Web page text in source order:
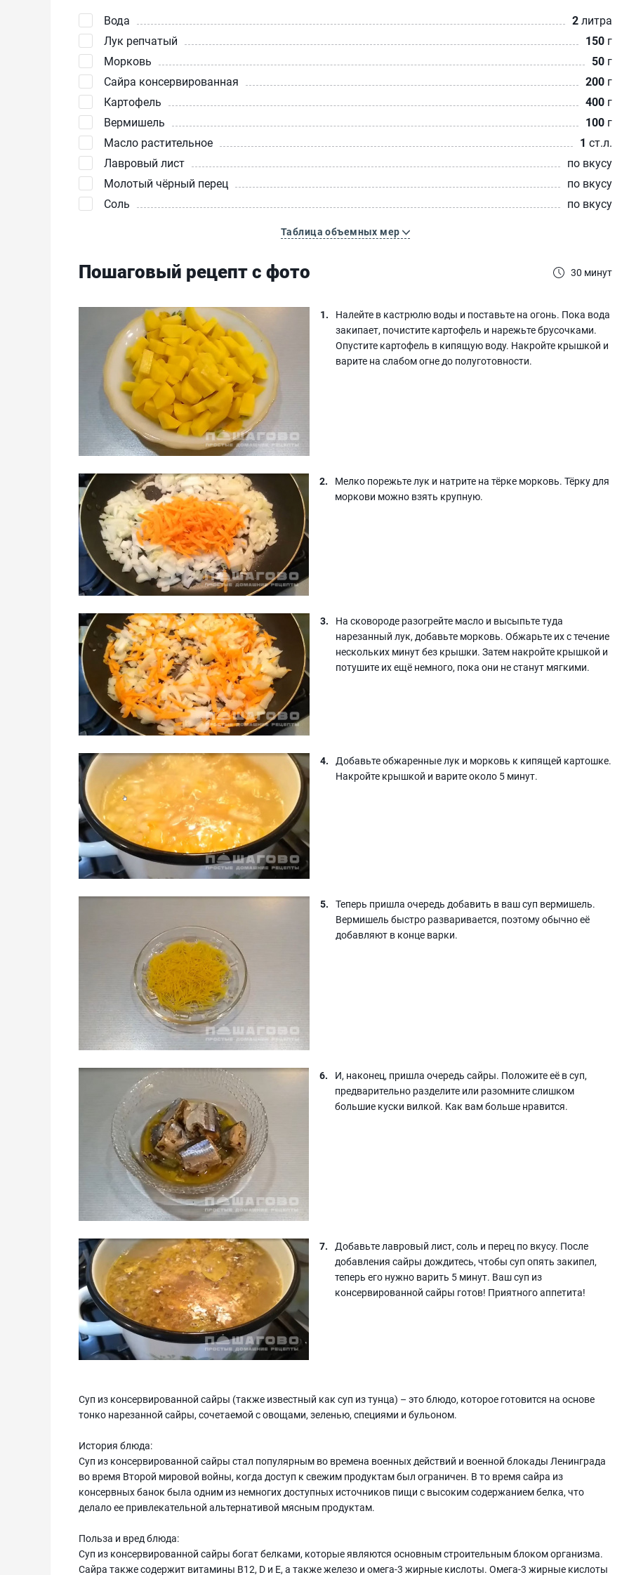
Вода 2литра
Лук репчатый
150 г
Морковь
50 г
Сайра консервированная
200 г
Картофель
400 г
Вермишель
100 г
Масло растительное
1 ст.л.
Лавровый лист
по вкусу
Молотый чёрный перец
по вкусу
Соль
по вкусу
Таблица объемных мер
Пошаговый рецепт с фото 30 минут
Налейте в кастрюлю воды и поставьте на огонь. Пока вода
закипает, почистите картофель и нарежьте брусочками.
Опустите картофель в кипящую воду. Накройте крышкой и
варите на слабом огне до полуготовности.
Мелко порежьте лук и натрите на тёрке морковь. Тёрку для
моркови можно взять крупную.
На сковороде разогрейте масло и высыпьте туда
нарезанный лук, добавьте морковь. Обжарьте их с течение
нескольких минут без крышки. Затем накройте крышкой и
потушите их ещё немного, пока они не станут мягкими.
Добавьте обжаренные лук и морковь к кипящей картошке.
Накройте крышкой и варите около 5 минут.
Теперь пришла очередь добавить в ваш суп вермишель.
Вермишель быстро разваривается, поэтому обычно её
добавляют в конце варки.
И, наконец, пришла очередь сайры. Положите её в суп,
предварительно разделите или разомните слишком
большие куски вилкой. Как вам больше нравится.
Добавьте лавровый лист, соль и перец по вкусу. После
добавления сайры дождитесь, чтобы суп опять закипел,
теперь его нужно варить 5 минут. Ваш суп из
консервированной сайры готов! Приятного аппетита!
Суп из консервированной сайры (также известный как суп из тунца) – это блюдо, которое готовится на основе
тонко нарезанной сайры, сочетаемой с овощами, зеленью, специями и бульоном.
История блюда:
Суп из консервированной сайры стал популярным во времена военных действий и военной блокады Ленинграда
во время Второй мировой войны, когда доступ к свежим продуктам был ограничен. В то время сайра из
консервных банок была одним из немногих доступных источников пищи с высоким содержанием белка, что
делало ее привлекательной альтернативой мясным продуктам.
Польза и вред блюда:
Суп из консервированной сайры богат белками, которые являются основным строительным блоком организма.
Сайра также содержит витамины B12, D и E, а также железо и омега-3 жирные кислоты. Омега-3 жирные кислоты